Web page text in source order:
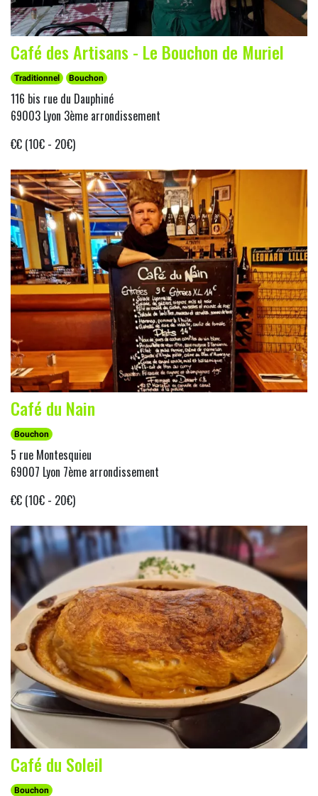
Café des Artisans - Le Bouchon de Muriel
Traditionnel Bouchon
116 bis rue du Dauphiné
69003 Lyon 3ème arrondissement
€€ (10€ - 20€)
Café du Nain
Bouchon
5 rue Montesquieu
69007 Lyon 7ème arrondissement
€€ (10€ - 20€)
Café du Soleil
Bouchon